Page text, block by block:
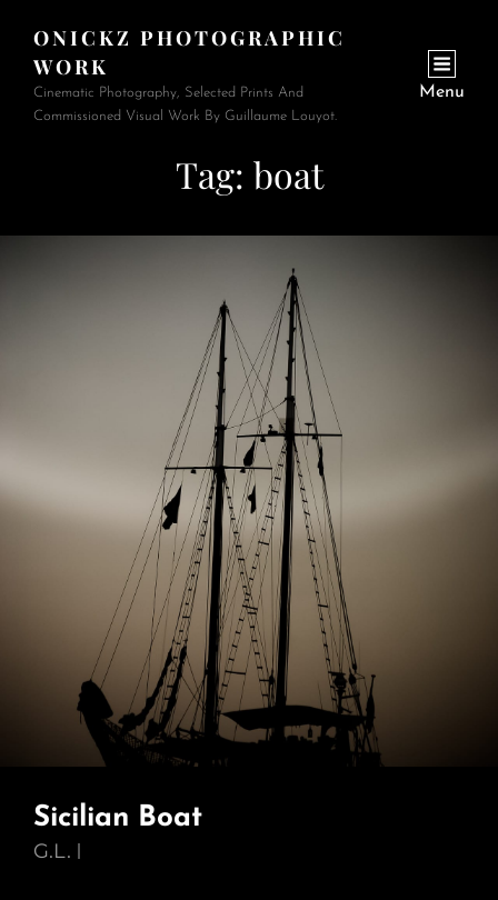
ONICKZ PHOTOGRAPHIC
WORK
Cinematic Photography, Selected Prints And
Commissioned Visual Work By Guillaume Louyot.
Menu
Tag: boat
Sicilian Boat
G.L.